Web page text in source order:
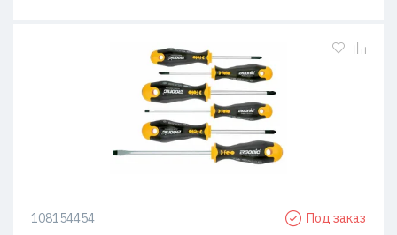
108154454 Под заказ